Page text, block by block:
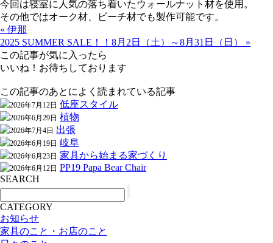
今回は寝室に人気の落ち着いたウォールナット材を使用。
その他ではオーク材、ビーチ材でも製作可能です。
« 伊那
2025 SUMMER SALE！！8月2日（土）～8月31日（日） »
この記事が気に入ったら
いいね！お待ちしております
この記事のあとによく読まれている記事
2026年7月12日 低座スタイル
2026年6月29日 植物
2026年7月4日 出張
2026年6月19日 岐阜
2026年6月23日 家具から始まる家づくり
2026年6月12日 PP19 Papa Bear Chair
SEARCH
CATEGORY
お知らせ
家具のこと・お店のこと